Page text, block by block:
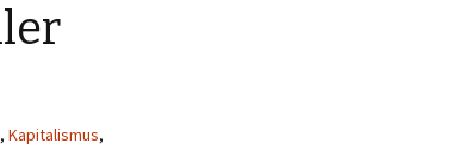
, Kapitalismus,